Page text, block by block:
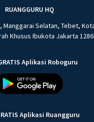
RUANGGURU HQ
Manggarai Selatan, Tebet,
Khusus Ibukota Jakarta
Aplikasi Roboguru
Aplikasi Ruangguru